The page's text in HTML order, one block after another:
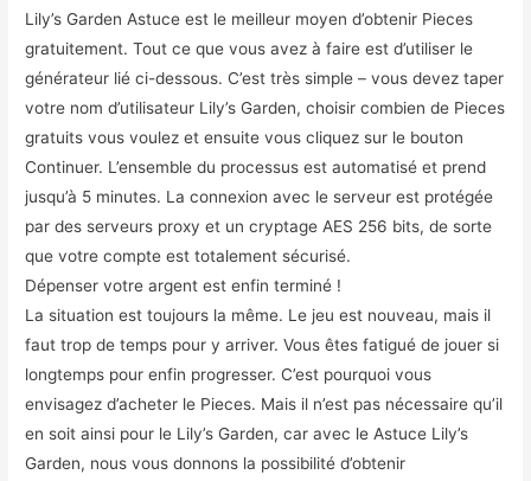
Lily’s Garden Astuce est le meilleur moyen d’obtenir Pieces
gratuitement. Tout ce que vous avez à faire est d’utiliser le
générateur lié ci-dessous. C’est très simple – vous devez taper
votre nom d’utilisateur Lily’s Garden, choisir combien de Pieces
gratuits vous voulez et ensuite vous cliquez sur le bouton
Continuer. L’ensemble du processus est automatisé et prend
jusqu’à 5 minutes. La connexion avec le serveur est protégée
par des serveurs proxy et un cryptage AES 256 bits, de sorte
que votre compte est totalement sécurisé.
Dépenser votre argent est enfin terminé !
La situation est toujours la même. Le jeu est nouveau, mais il
faut trop de temps pour y arriver. Vous êtes fatigué de jouer si
longtemps pour enfin progresser. C’est pourquoi vous
envisagez d’acheter le Pieces. Mais il n’est pas nécessaire qu’il
en soit ainsi pour le Lily’s Garden, car avec le Astuce Lily’s
Garden, nous vous donnons la possibilité d’obtenir